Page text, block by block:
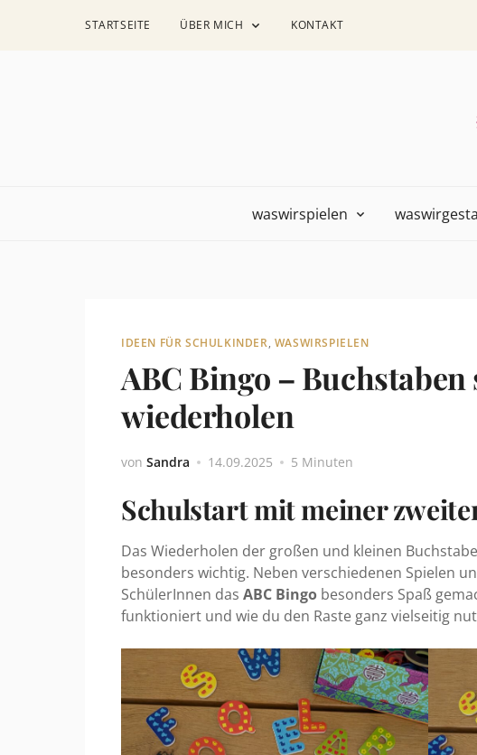
STARTSEITE ÜBER MICH KONTAKT
waswirspielen
IDEEN FÜR SCHULKINDER, WASWIRSPIELEN
ABC Bingo –
wiederholen
von Sandra 14.09.2025 5 Minuten
Schulstart mit meiner
Das Wiederholen der großen und kleinen
besonders wichtig. Neben verschiedenen Spielen
SchülerInnen das ABC Bingo besonders Spaß
funktioniert und wie du den Raste ganz vielseitig